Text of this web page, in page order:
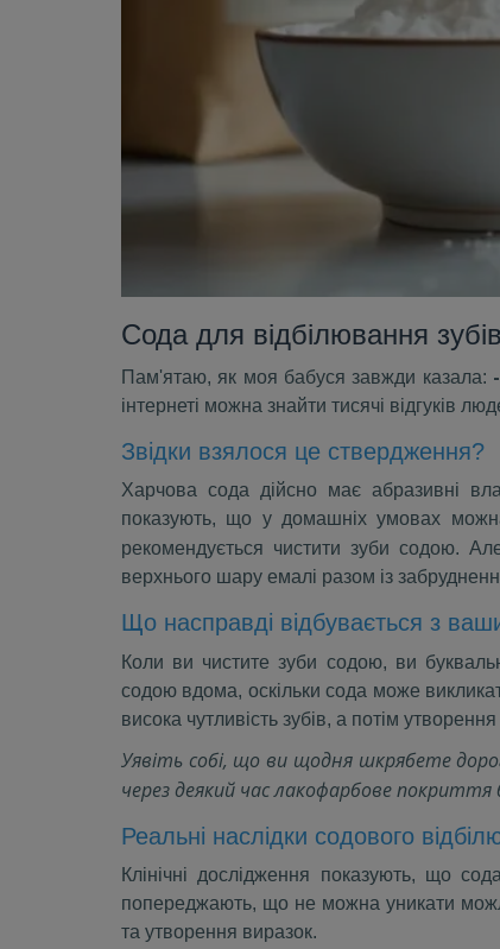
Сода для відбілювання
Пам'ятаю, як моя бабуся завжди казала: -
інтернеті можна знайти тисячі відгуків
Звідки взялося це ствердження?
Харчова сода дійсно має абразивні
показують, що у домашніх умовах можна
рекомендується чистити зуби содою.
верхнього шару емалі разом із
Що насправді відбувається з
Коли ви чистите зуби содою, ви
содою вдома, оскільки сода може
висока чутливість зубів, а потім
Уявіть собі, що ви щодня шкрябете
через деякий час лакофарбове
Реальні наслідки содового
Клінічні дослідження показують, що
попереджають, що не можна уникати
та утворення виразок.